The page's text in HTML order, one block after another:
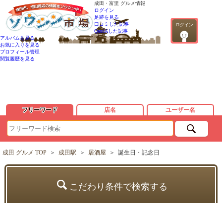
成田・富里 グルメ情報
ログイン
ログイン
足跡を見る
口コミした記事
QandAした記事
アルバムを見る
お気に入りを見る
プロフィール管理
閲覧履歴を見る
フリーワード 店名 ユーザー名
成田 グルメ TOP ＞ 成田駅 ＞ 居酒屋 ＞ 誕生日・記念日
こだわり条件で検索する